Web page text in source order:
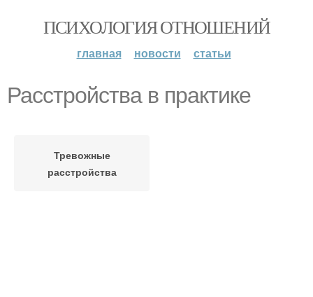
ПСИХОЛОГИЯ ОТНОШЕНИЙ
главная новости статьи
Расстройства в практике
Тревожные
расстройства